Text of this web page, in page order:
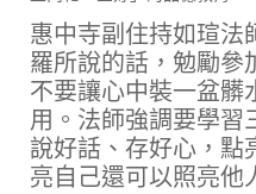
k
惠中寺副住持如瑄法
羅所說的話，勉勵參
不要讓心中裝一盆髒
用。法師強調要學習
說好話、存好心，點
亮自己還可以照亮他